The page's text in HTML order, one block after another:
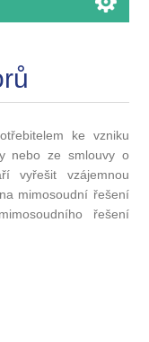
ke vzniku
nebo ze smlouvy o
vyřešit vzájemnou
mimosoudní řešení
řešení